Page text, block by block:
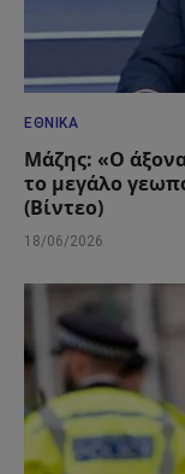
ΕΘΝΙΚΆ
Μάζης: «Ο
το μεγάλο
(Βίντεο)
18/06/2026